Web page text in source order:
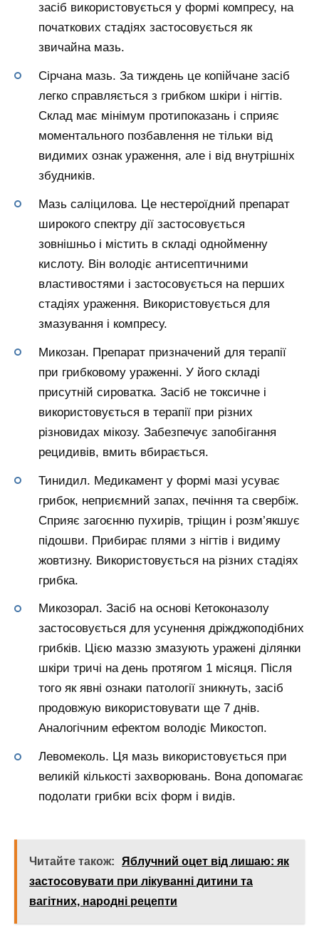
засіб використовується у формі компресу, на
початкових стадіях застосовується як
звичайна мазь.
Сірчана мазь. За тиждень це копійчане засіб
легко справляється з грибком шкіри і нігтів.
Склад має мінімум протипоказань і сприяє
моментального позбавлення не тільки від
видимих ознак ураження, але і від внутрішніх
збудників.
Мазь саліцилова. Це нестероїдний препарат
широкого спектру дії застосовується
зовнішньо і містить в складі однойменну
кислоту. Він володіє антисептичними
властивостями і застосовується на перших
стадіях ураження. Використовується для
змазування і компресу.
Микозан. Препарат призначений для терапії
при грибковому ураженні. У його складі
присутній сироватка. Засіб не токсичне і
використовується в терапії при різних
різновидах мікозу. Забезпечує запобігання
рецидивів, вмить вбирається.
Тинидил. Медикамент у формі мазі усуває
грибок, неприємний запах, печіння та свербіж.
Сприяє загоєнню пухирів, тріщин і розм’якшує
підошви. Прибирає плями з нігтів і видиму
жовтизну. Використовується на різних стадіях
грибка.
Микозорал. Засіб на основі Кетоконазолу
застосовується для усунення дріжджоподібних
грибків. Цією маззю змазують уражені ділянки
шкіри тричі на день протягом 1 місяця. Після
того як явні ознаки патології зникнуть, засіб
продовжую використовувати ще 7 днів.
Аналогічним ефектом володіє Микостоп.
Левомеколь. Ця мазь використовується при
великій кількості захворювань. Вона допомагає
подолати грибки всіх форм і видів.
Читайте також:
Яблучний оцет від лишаю: як
застосовувати при лікуванні дитини та
вагітних, народні рецепти